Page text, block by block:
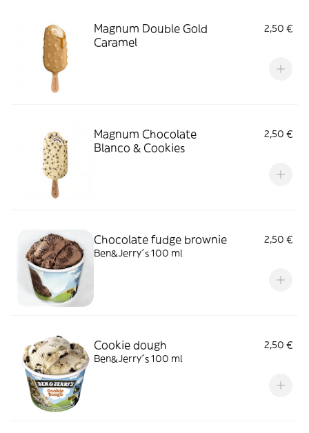
Magnum Double Gold
Caramel
2,50 €
Magnum Chocolate
Blanco & Cookies
2,50 €
Chocolate fudge brownie
2,50 €
Ben&Jerry´s 100 ml
Cookie dough
2,50 €
Ben&Jerry´s 100 ml